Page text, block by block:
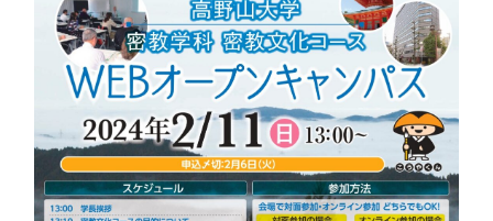
資料請求 WEBパンフレット